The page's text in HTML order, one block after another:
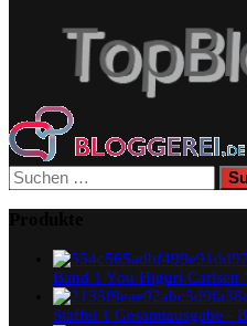
Suchen
nach:
Band 1 You Higuri Carlsen
Staffel 1 Gesamtausgabe -